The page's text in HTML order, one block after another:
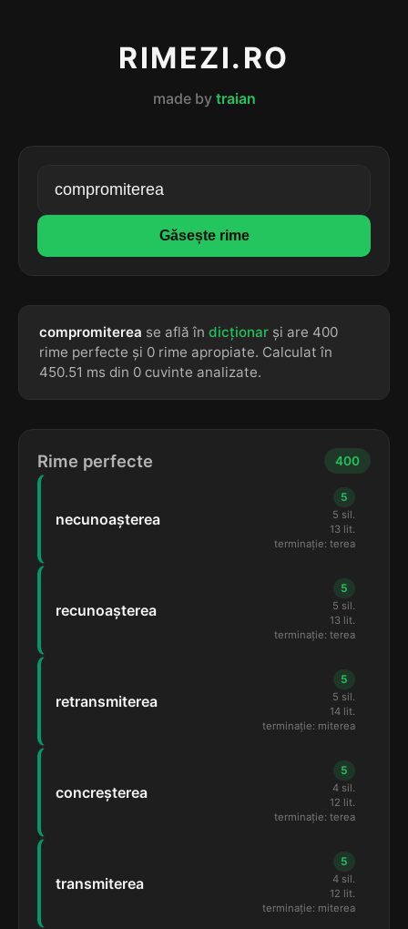
RIMEZI.RO
made by traian
Găsește rime
compromiterea se află în dicționar și are 400
rime perfecte și 0 rime apropiate. Calculat în
450.51 ms din 0 cuvinte analizate.
Rime perfecte 400
necunoașterea
5
5 sil.
13 lit.
terminație: terea
recunoașterea
5
5 sil.
13 lit.
terminație: terea
retransmiterea
5
5 sil.
14 lit.
terminație: miterea
concreșterea
5
4 sil.
12 lit.
terminație: terea
transmiterea
5
4 sil.
12 lit.
terminație: miterea